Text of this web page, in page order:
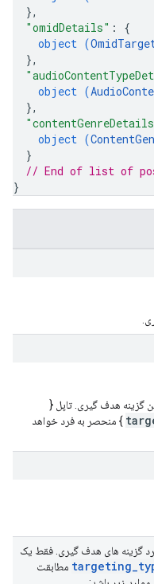
},
"omidDetails" : {
object (
},
object (
},
object (
}
// End of list of
}
گزینه هدف گیری. تاپل {
} منحصر به فرد خواهد
گزینه های هدف گیری. فقط یک
targeting_
مطابقت